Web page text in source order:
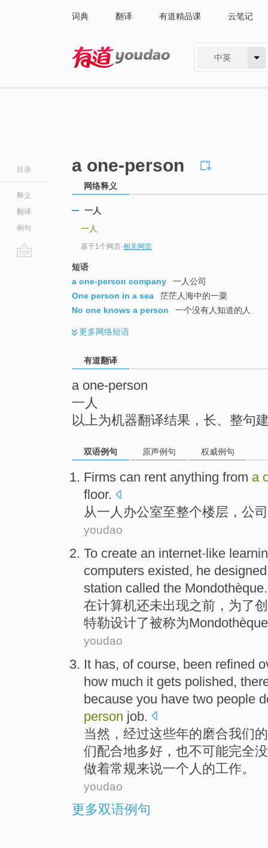
词典 翻译 有道精品课 云笔记
中英
目录
释义
翻译
例句
a one-person
网络释义
一人
一人
基于1个网页-相关网页
短语
a one-person company
一人公司
One person in a sea
茫茫人海中的一粟
No one knows a person
一个没有人知道的人
更多网络短语
有道翻译
a one-person
一人
以上为机器翻译结果，长、整句
双语例句 原声例句 权威例句
Firms can rent anything from a
floor.
从一人 办公室至整个楼层， 公司
youdao
To create an internet-like
computers existed, he designed
station called the Mondothèque.
在计算机还未出现之前 ，为了
特勒设计了被称为
youdao
It has, of course, been refined
how much it gets polished,
because you have two people
person job.
当然 ， 经过这些年的磨合我们
们配合地多好， 也不可能完全
做着常规来说一个 人的工作。
youdao
更多双语例句